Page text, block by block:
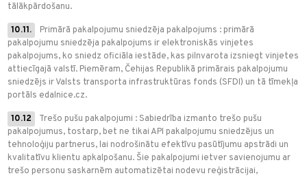
tālākpārdošanu.
10.11.
Primārā pakalpojumu sniedzēja pakalpojums : primārā
pakalpojumu sniedzēja pakalpojums ir elektroniskās vinjetes
pakalpojums, ko sniedz oficiāla iestāde, kas pilnvarota izsniegt vinjetes
attiecīgajā valstī. Piemēram, Čehijas Republikā primārais pakalpojumu
sniedzējs ir Valsts transporta infrastruktūras fonds (SFDI) un tā tīmekļa
portāls edalnice.cz.
10.12
Trešo pušu pakalpojumi : Sabiedrība izmanto trešo pušu
pakalpojumus, tostarp, bet ne tikai API pakalpojumu sniedzējus un
tehnoloģiju partnerus, lai nodrošinātu efektīvu pasūtījumu apstrādi un
kvalitatīvu klientu apkalpošanu. Šie pakalpojumi ietver savienojumu ar
trešo personu saskarnēm automatizētai nodevu reģistrācijai,